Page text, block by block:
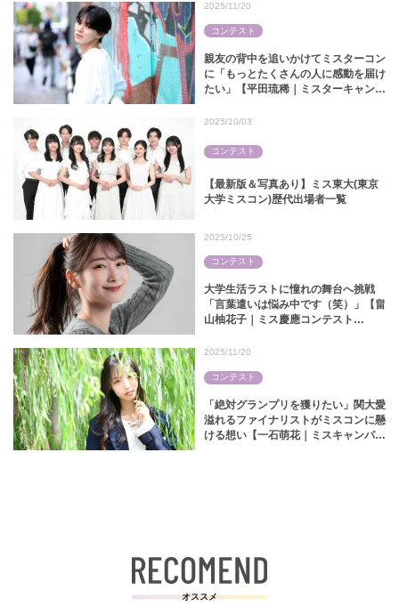
親友の背中を追いかけてミスターコン
に「もっとたくさんの人に感動を届け
たい」【平田琉稀｜ミスターキャンパ
2025/11/20
コンテスト
【最新版＆写真あり】ミス東大(東京
大学ミスコン)歴代出場者一覧
2025/10/03
コンテスト
大学生活ラストに憧れの舞台へ挑戦
「言葉遣いは悩み中です（笑）」【畠
山柚花子｜ミス慶應コンテスト
2025/10/25
コンテスト
「絶対グランプリを獲りたい」関大愛
溢れるファイナリストがミスコンに懸
ける想い【一石萌花｜ミスキャンパス
2025/11/20
コンテスト
オススメ